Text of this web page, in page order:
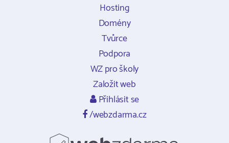
Hosting
Domény
Tvůrce
Podpora
WZ pro školy
Založit web
Přihlásit se
/webzdarma.cz